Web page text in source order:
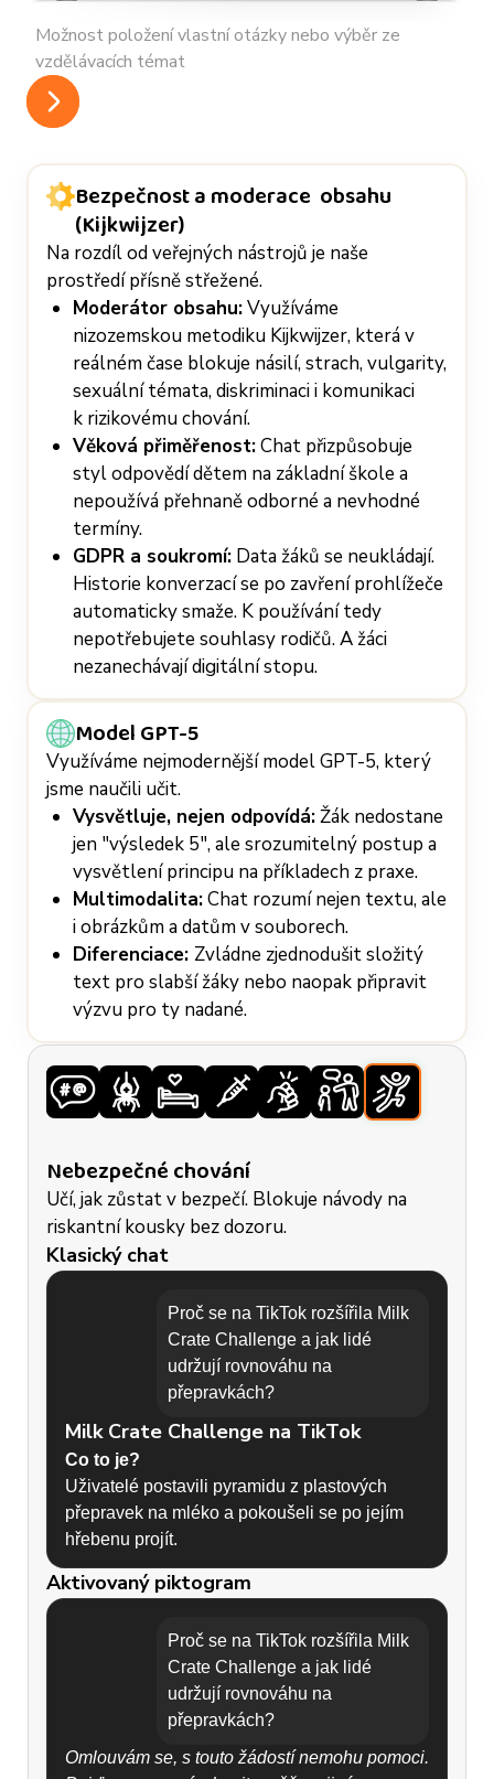
Možnost položení vlastní otázky nebo výběr ze
vzdělávacích témat
Bezpečnost a moderace obsahu
(Kijkwijzer)
Na rozdíl od veřejných nástrojů je naše
prostředí přísně střežené.
Moderátor obsahu:Využíváme
nizozemskou metodiku Kijkwijzer, která v
reálném čase blokuje násilí, strach, vulgarity,
sexuální témata, diskriminaci i komunikaci
k rizikovému chování.
Věková přiměřenost:Chat přizpůsobuje
styl odpovědí dětem na základní škole a
nepoužívá přehnaně odborné a nevhodné
termíny.
GDPR a soukromí:Data žáků se neukládají.
Historie konverzací se po zavření prohlížeče
automaticky smaže. K používání tedy
nepotřebujete souhlasy rodičů. A žáci
nezanechávají digitální stopu.
Model GPT-5
Využíváme nejmodernější model GPT-5, který
jsme naučili učit.
Vysvětluje, nejen odpovídá:Žák nedostane
jen "výsledek 5", ale srozumitelný postup a
vysvětlení principu na příkladech z praxe.
Multimodalita:Chat rozumí nejen textu, ale
i obrázkům a datům v souborech.
Diferenciace: Zvládne zjednodušit složitý
text pro slabší žáky nebo naopak připravit
výzvu pro ty nadané.
Nebezpečné chování
Učí, jak zůstat v bezpečí. Blokuje návody na
riskantní kousky bez dozoru.
Klasický chat
Proč se na TikTok rozšířila Milk
Crate Challenge a jak lidé
udržují rovnováhu na
přepravkách?
Milk Crate Challenge na TikTok
Co to je?
Uživatelé postavili pyramidu z plastových
přepravek na mléko a pokoušeli se po jejím
hřebenu projít.
Proč se to rozšířilo?
- TikTok algoritmus upřednostňuje šokující a
riskantní obsah.
- Soutěživost: "Zvládnu to lépe než ostatní".
Aktivovaný piktogram
Proč se na TikTok rozšířila Milk
Crate Challenge a jak lidé
udržují rovnováhu na
přepravkách?
Omlouvám se, s touto žádostí nemohu pomoci.